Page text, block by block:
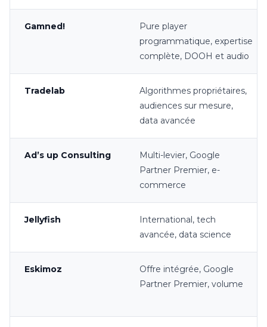
Gamned!
Pure player
programmatique, expertise
complète, DOOH et audio
Tradelab
Algorithmes propriétaires,
audiences sur mesure,
data avancée
Ad’s up Consulting
Multi-levier, Google
Partner Premier, e-
commerce
Jellyfish
International, tech
avancée, data science
Eskimoz
Offre intégrée, Google
Partner Premier, volume